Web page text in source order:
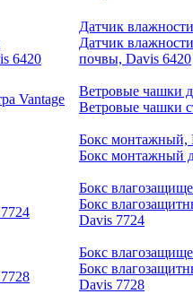
Датчик
Датчик
почвы, Davis 6420
Ветровые чашки
Ветровые чашки
Бокс монтажный,
Бокс монтажный
Бокс
Бокс
Davis 7724
Бокс
Бокс
Davis 7728